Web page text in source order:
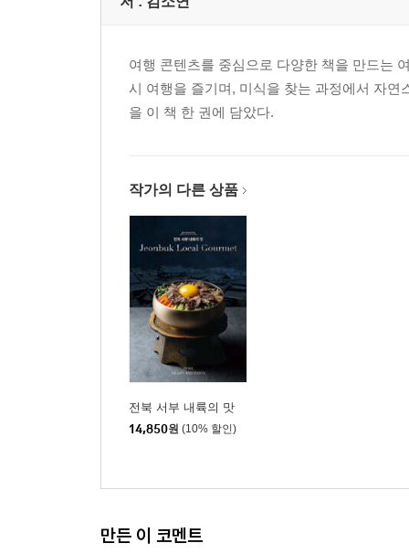
여행 콘텐츠를 중심으로 다양한 책을 만드는
시 여행을 즐기며, 미식을 찾는 과정에서 자
을 이 책 한 권에 담았다.
작가의 다른 상품
전북 서부 내륙의 맛
14,850원 (10% 할인)
만든 이 코멘트